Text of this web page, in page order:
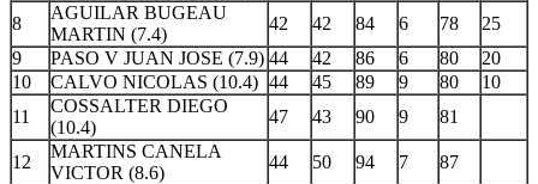
8
AGUILAR BUGEAU
MARTIN (7.4)
42 42 84 6 78
25
9
PASO V JUAN JOSE (7.9) 44 42 86 6 80
20
10
CALVO NICOLAS (10.4) 44 45 89 9 80
10
11
COSSALTER DIEGO
(10.4)
47 43 90 9 81
12
MARTINS CANELA
VICTOR (8.6)
44 50 94 7 87